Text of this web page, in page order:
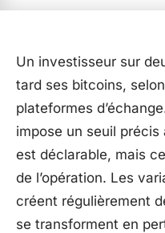
Un investisseur sur
tard ses bitcoins,
plateformes
impose un seuil
est déclarable, mais
de l’opération. Les
créent régulièrement
se transforment en